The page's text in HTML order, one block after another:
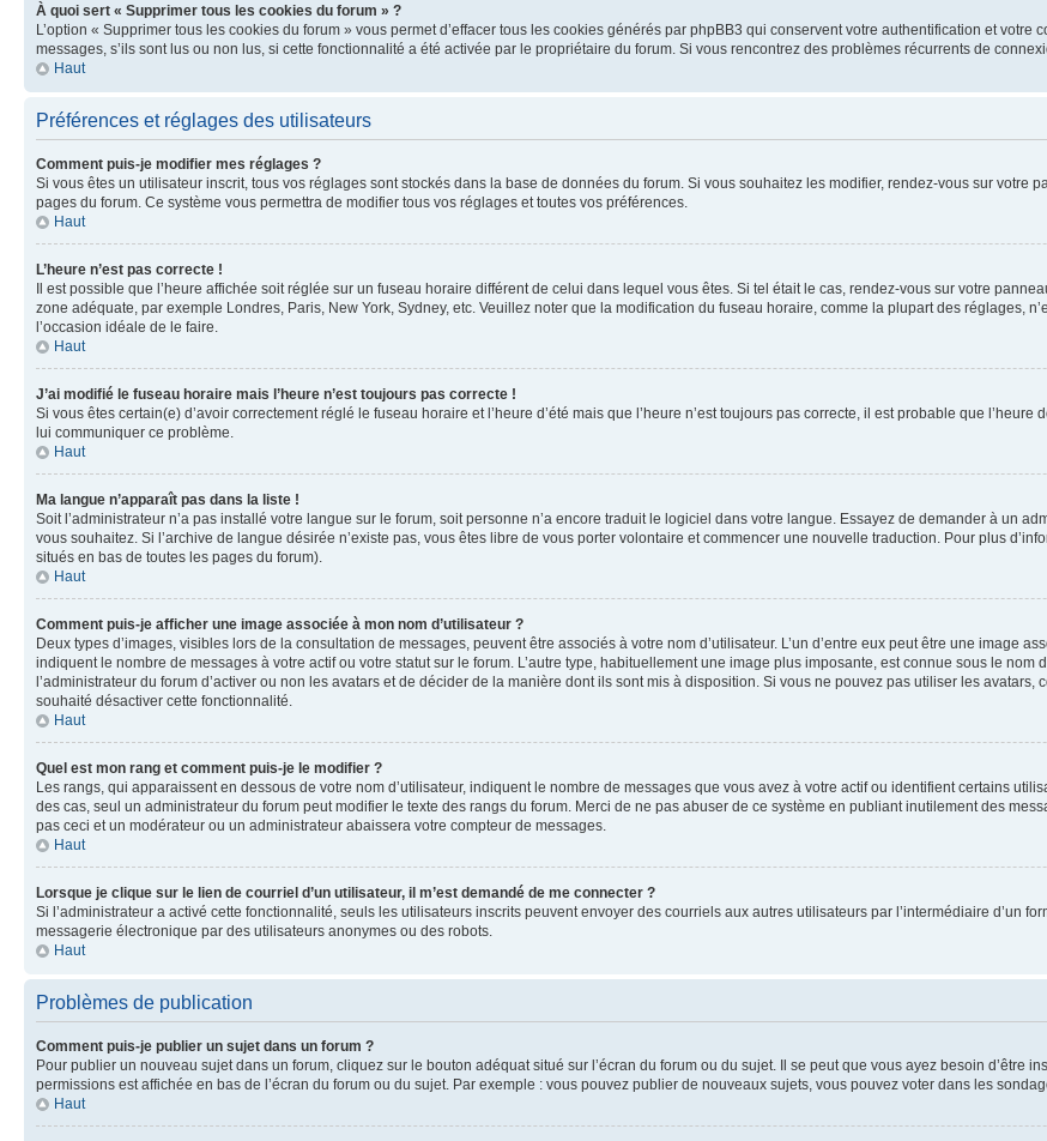
À quoi sert « Supprimer tous les cookies du forum » ?
L’option « Supprimer tous les cookies du forum » vous permet d’effacer tous les cookies générés par phpBB3 qui conservent votre authentification et
messages, s’ils sont lus ou non lus, si cette fonctionnalité a été activée par le propriétaire du forum. Si vous rencontrez des problèmes récurrents de
Haut
Préférences et réglages des utilisateurs
Comment puis-je modifier mes réglages ?
Si vous êtes un utilisateur inscrit, tous vos réglages sont stockés dans la base de données du forum. Si vous souhaitez les modifier, rendez-vous sur votre
pages du forum. Ce système vous permettra de modifier tous vos réglages et toutes vos préférences.
Haut
L’heure n’est pas correcte !
Il est possible que l’heure affichée soit réglée sur un fuseau horaire différent de celui dans lequel vous êtes. Si tel était le cas, rendez-vous sur votre
zone adéquate, par exemple Londres, Paris, New York, Sydney, etc. Veuillez noter que la modification du fuseau horaire, comme la plupart des réglages,
l’occasion idéale de le faire.
Haut
J’ai modifié le fuseau horaire mais l’heure n’est toujours pas correcte !
Si vous êtes certain(e) d’avoir correctement réglé le fuseau horaire et l’heure d’été mais que l’heure n’est toujours pas correcte, il est probable que
lui communiquer ce problème.
Haut
Ma langue n’apparaît pas dans la liste !
Soit l’administrateur n’a pas installé votre langue sur le forum, soit personne n’a encore traduit le logiciel dans votre langue. Essayez de demander à un
vous souhaitez. Si l’archive de langue désirée n’existe pas, vous êtes libre de vous porter volontaire et commencer une nouvelle traduction. Pour plus
situés en bas de toutes les pages du forum).
Haut
Comment puis-je afficher une image associée à mon nom d’utilisateur ?
Deux types d’images, visibles lors de la consultation de messages, peuvent être associés à votre nom d’utilisateur. L’un d’entre eux peut être une image
indiquent le nombre de messages à votre actif ou votre statut sur le forum. L’autre type, habituellement une image plus imposante, est connue sous le nom
l’administrateur du forum d’activer ou non les avatars et de décider de la manière dont ils sont mis à disposition. Si vous ne pouvez pas utiliser les
souhaité désactiver cette fonctionnalité.
Haut
Quel est mon rang et comment puis-je le modifier ?
Les rangs, qui apparaissent en dessous de votre nom d’utilisateur, indiquent le nombre de messages que vous avez à votre actif ou identifient certains
des cas, seul un administrateur du forum peut modifier le texte des rangs du forum. Merci de ne pas abuser de ce système en publiant inutilement des
pas ceci et un modérateur ou un administrateur abaissera votre compteur de messages.
Haut
Lorsque je clique sur le lien de courriel d’un utilisateur, il m’est demandé de me connecter ?
Si l’administrateur a activé cette fonctionnalité, seuls les utilisateurs inscrits peuvent envoyer des courriels aux autres utilisateurs par l’intermédiaire d’un
messagerie électronique par des utilisateurs anonymes ou des robots.
Haut
Problèmes de publication
Comment puis-je publier un sujet dans un forum ?
Pour publier un nouveau sujet dans un forum, cliquez sur le bouton adéquat situé sur l’écran du forum ou du sujet. Il se peut que vous ayez besoin d’être
permissions est affichée en bas de l’écran du forum ou du sujet. Par exemple : vous pouvez publier de nouveaux sujets, vous pouvez voter dans les
Haut